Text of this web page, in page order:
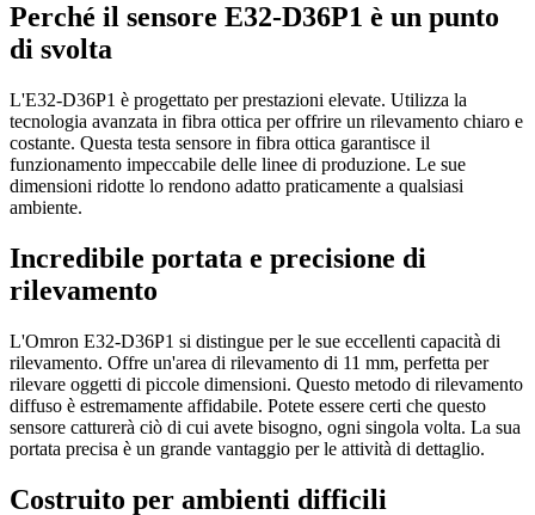
Perché il sensore E32-D36P1 è un punto
di svolta
L'E32-D36P1 è progettato per prestazioni elevate. Utilizza la
tecnologia avanzata in fibra ottica per offrire un rilevamento chiaro e
costante. Questa testa sensore in fibra ottica garantisce il
funzionamento impeccabile delle linee di produzione. Le sue
dimensioni ridotte lo rendono adatto praticamente a qualsiasi
ambiente.
Incredibile portata e precisione di
rilevamento
L'Omron E32-D36P1 si distingue per le sue eccellenti capacità di
rilevamento. Offre un'area di rilevamento di 11 mm, perfetta per
rilevare oggetti di piccole dimensioni. Questo metodo di rilevamento
diffuso è estremamente affidabile. Potete essere certi che questo
sensore catturerà ciò di cui avete bisogno, ogni singola volta. La sua
portata precisa è un grande vantaggio per le attività di dettaglio.
Costruito per ambienti difficili